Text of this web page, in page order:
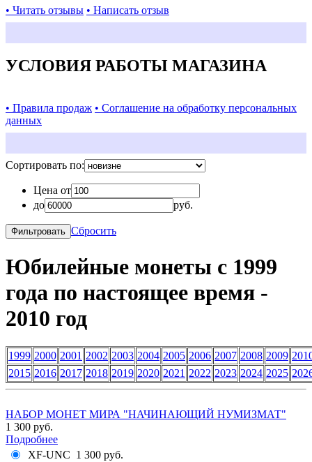
• Читать отзывы • Написать отзыв
УСЛОВИЯ РАБОТЫ МАГАЗИНА
• Правила продаж • Соглашение на обработку персональных
данных
Сортировать по:
Цена от
до
руб.
Сбросить
Юбилейные монеты с 1999
года по настоящее время -
2010 год
1999 2000 2001 2002 2003 2004 2005 2006 2007 2008 2009
2015 2016 2017 2018 2019 2020 2021 2022 2023 2024 2025
НАБОР МОНЕТ МИРА "НАЧИНАЮЩИЙ НУМИЗМАТ"
1 300 руб.
Подробнее
XF-UNC 1 300 руб.